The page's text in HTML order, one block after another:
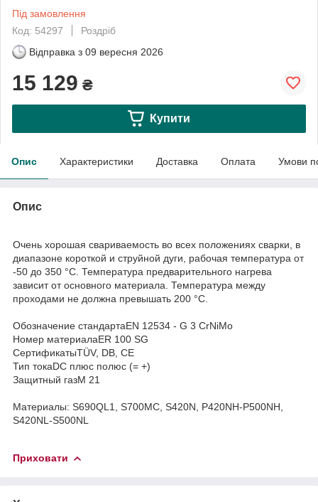
Під замовлення
Код: 54297
Роздріб
Відправка з 09 вересня 2026
15 129 ₴
Купити
Опис Характеристики Доставка Оплата Умови
Опис
Очень хорошая свариваемость во всех положениях сварки, в
диапазоне короткой и струйной дуги, рабочая температура от
-50 до 350 °C. Температура предварительного нагрева
зависит от основного материала. Температура между
проходами не должна превышать 200 °C.
Обозначение стандартаEN 12534 - G 3 CrNiMo
Номер материалаER 100 SG
СертификатыTÜV, DB, CE
Тип токаDC плюс полюс (= +)
Защитный газM 21
Материалы: S690QL1, S700MC, S420N, P420NH-P500NH,
S420NL-S500NL
Приховати